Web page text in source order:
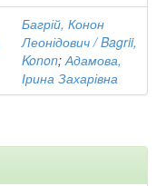
Багрій, Конон
Леонідович / Bagrii,
Konon;Адамова,
Ірина Захарівна